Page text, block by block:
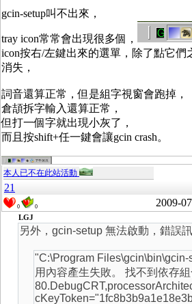
gcin-setup叫不出來，
tray icon常常會出現很多個，
icon按右/左鍵出來的選單，除了點它們
消失，
詞音還算正常，但是組字視窗會跑掉，
倉頡拆字輸入還算正常，
但打一個字就出現小灰了，
而且按shift+任一鍵會讓gcin crash。
本人已不在此站活動
21
0 0 2009-
LGJ
另外，gcin-setup 無法啟動，錯誤訊
"C:\Program Files\gcin\bin\gcin-
用內容產生失敗。 找不到依存